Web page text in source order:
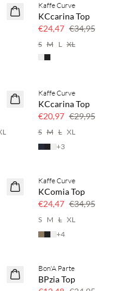
SAVE20
Kaffe Curve
KCcarina Top
€24,47 €34,95
S M L XL
SAVE20
Kaffe Curve
KCcarina Top
€20,97 €29,95
S M L XL
+3
SAVE20
30% korting
Kaffe Curve
KComia Top
€24,47 €34,95
S M L XL
+4
50% korting
Bon'A Parte
BPzia Top